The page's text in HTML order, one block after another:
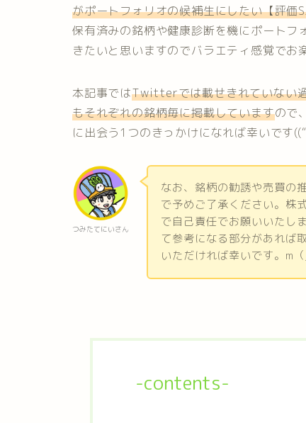
がポートフォリオの候補生にしたい【評価
保有済みの銘柄や健康診断を機にポートフ
きたいと思いますのでバラエティ感覚でお
本記事ではTwitterでは載せきれていない
もそれぞれの銘柄毎に掲載していますので
に出会う1つのきっかけになれば幸いです
つみたてにいさん
なお、銘柄の勧誘や売買の
で予めご了承ください。株
で自己責任でお願いいたし
て参考になる部分があれば
いただければ幸いです。m
-contents-